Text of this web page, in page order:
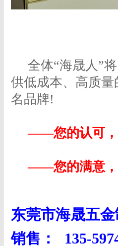
全体“海晟人”将
供低成本、高质
名品牌!
——您的认可，
——您的满意，
东莞市海晟五
销售： 135-